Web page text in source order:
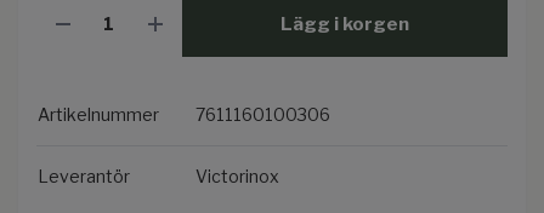
Lägg i korgen
Artikelnummer 7611160100306
Leverantör Victorinox